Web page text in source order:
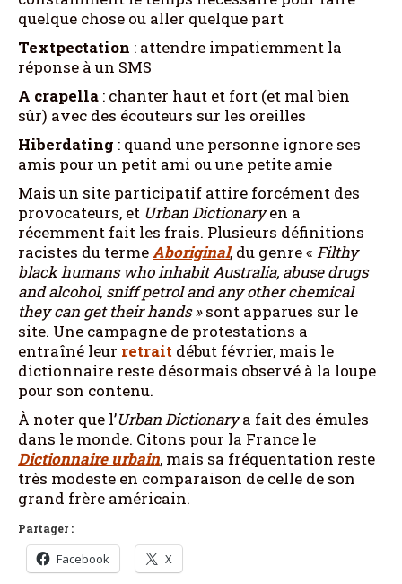
quelque chose ou aller quelque part
Textpectation : attendre impatiemment la
réponse à un SMS
A crapella : chanter haut et fort (et mal bien
sûr) avec des écouteurs sur les oreilles
Hiberdating : quand une personne ignore ses
amis pour un petit ami ou une petite amie
Mais un site participatif attire forcément des
provocateurs, et Urban Dictionaryen a
récemment fait les frais. Plusieurs définitions
racistes du termeAboriginal, du genre « Filthy
black humans who inhabit Australia, abuse drugs
and alcohol, sniff petrol and any other chemical
they can get their hands»sont apparues sur le
site. Une campagne de protestations a
entraîné leur retrait début février, mais le
dictionnaire reste désormais observé à la loupe
pour son contenu.
À noter que l’Urban Dictionarya fait des émules
dans le monde. Citons pour la France le
Dictionnaire urbain, mais sa fréquentation reste
très modeste en comparaison de celle de son
grand frère américain.
Partager :
Facebook X